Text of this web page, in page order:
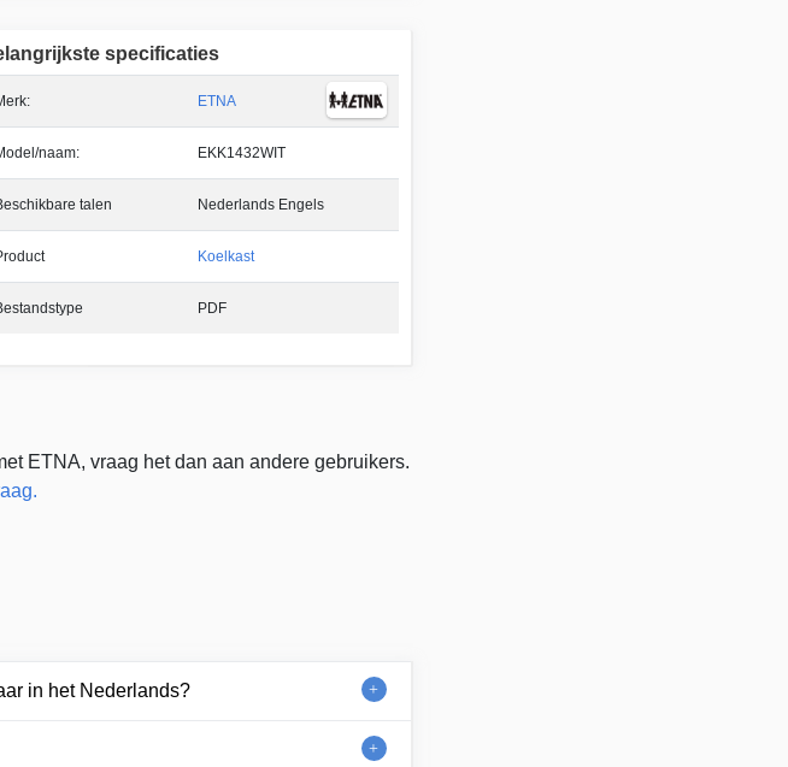
specificaties
ETNA
naam: EKK1432WIT
talen Nederlands Engels
Koelkast
PDF
ETNA, vraag het dan aan andere gebruikers.
in het Nederlands?